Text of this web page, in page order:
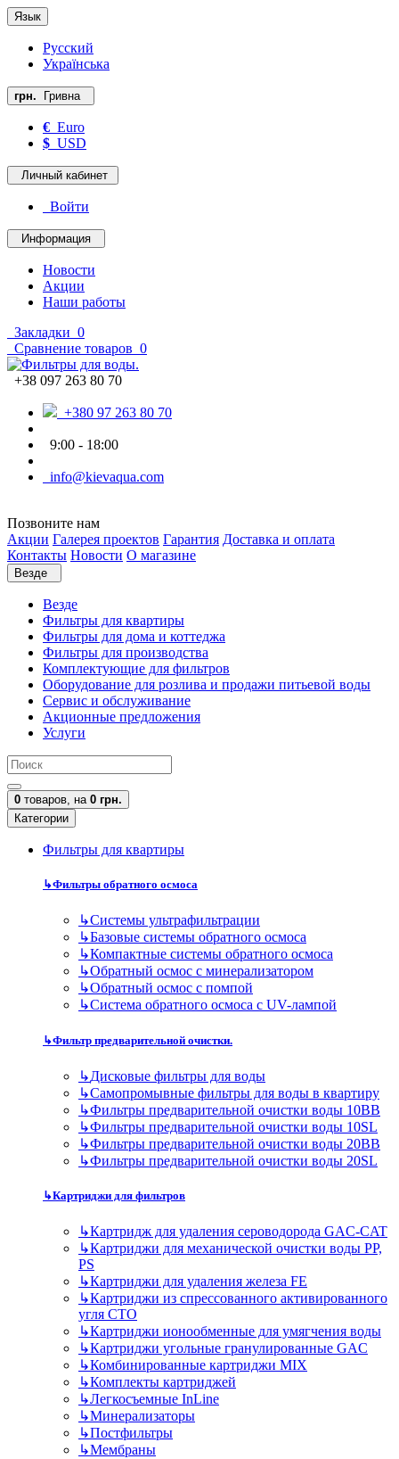
Язык
Русский
Українська
грн. Гривна
€ Euro
$ USD
Личный кабинет
Войти
Информация
Новости
Акции
Наши работы
Закладки 0
Сравнение товаров 0
+38 097 263 80 70
+380 97 263 80 70
9:00 - 18:00
info@kievaqua.com
Позвоните нам
Акции Галерея проектов Гарантия Доставка и оплата
Контакты Новости О магазине
Везде
Везде
Фильтры для квартиры
Фильтры для дома и коттеджа
Фильтры для производства
Комплектующие для фильтров
Оборудование для розлива и продажи питьевой воды
Сервис и обслуживание
Акционные предложения
Услуги
0 товаров, на 0 грн.
Категории
Фильтры для квартиры
↳Фильтры обратного осмоса
↳Cистемы ультрафильтрации
↳Базовые системы обратного осмоса
↳Компактные системы обратного осмоса
↳Обратный осмос с минерализатором
↳Обратный осмос с помпой
↳Система обратного осмоса с UV-лампой
↳Фильтр предварительной очистки.
↳Дисковые фильтры для воды
↳Самопромывные фильтры для воды в квартиру
↳Фильтры предварительной очистки воды 10BB
↳Фильтры предварительной очистки воды 10SL
↳Фильтры предварительной очистки воды 20BB
↳Фильтры предварительной очистки воды 20SL
↳Картриджи для фильтров
↳Картридж для удаления сероводорода GAC-CAT
↳Картриджи для механической очистки воды PP,
PS
↳Картриджи для удаления железа FE
↳Картриджи из спрессованного активированного
угля CTO
↳Картриджи ионообменные для умягчения воды
↳Картриджи угольные гранулированные GAC
↳Комбинированные картриджи MIX
↳Комплекты картриджей
↳Легкосъемные InLine
↳Минерализаторы
↳Постфильтры
↳Мембраны